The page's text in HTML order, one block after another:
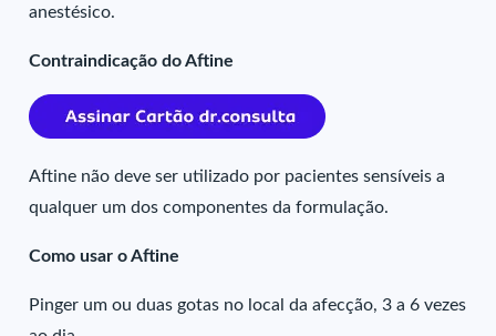
anestésico.
Contraindicação do Aftine
Aftine não deve ser utilizado por pacientes sensíveis a
qualquer um dos componentes da formulação.
Como usar o Aftine
Pinger um ou duas gotas no local da afecção, 3 a 6 vezes